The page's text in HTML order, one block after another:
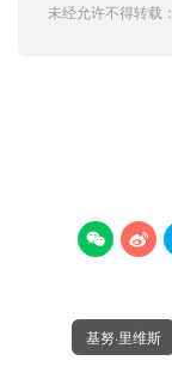
未经允许不得转载：
 
基努·里维斯